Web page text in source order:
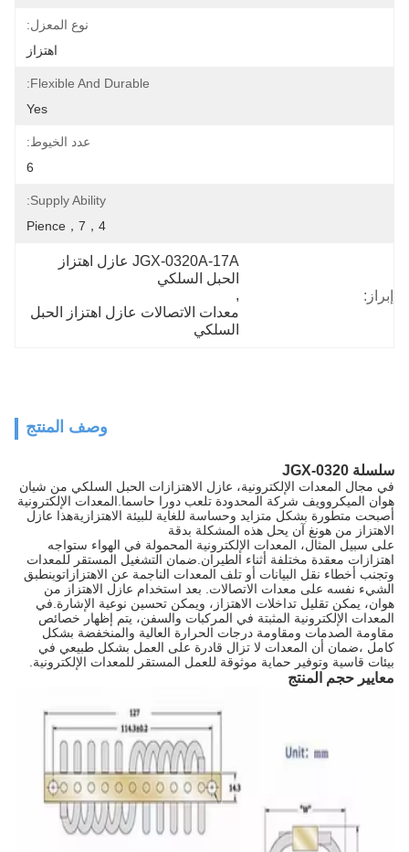
نوع المعزل:
اهتزاز
Flexible And Durable:
Yes
عدد الخيوط:
Supply Ability:
4，pience，7
إبراز:
JGX-0320A-17A عازل اهتزاز
الحبل السلكي
,
معدات الاتصالات عازل اهتزاز الحبل
السلكي
وصف المنتج
سلسلة JGX-0320
في مجال المعدات الإلكترونية، عازل الاهتزازات الحبل السلكي من شيان
هوان الميكروويف شركة المحدودة تلعب دورا حاسما.المعدات الإلكترونية
أصبحت متطورة بشكل متزايد وحساسة للغاية للبيئة الاهتزازيةهذا عازل
الاهتزاز من هونغ آن يحل هذه المشكلة بدقة
على سبيل المثال، المعدات الإلكترونية المحمولة في الهواء ستواجه
اهتزازات معقدة مختلفة أثناء الطيران.ضمان التشغيل المستقر للمعدات
وتجنب أخطاء نقل البيانات أو تلف المعدات الناجمة عن الاهتزازاتوينطبق
الشيء نفسه على معدات الاتصالات. بعد استخدام عازل الاهتزاز من
هوان، يمكن تقليل تداخلات الاهتزاز، ويمكن تحسين نوعية الإشارة.في
المعدات الإلكترونية المثبتة في المركبات والسفن، يتم إظهار خصائص
مقاومة الصدمات ومقاومة درجات الحرارة العالية والمنخفضة بشكل
كامل ،ضمان أن المعدات لا تزال قادرة على العمل بشكل طبيعي في
بيئات قاسية وتوفير حماية موثوقة للعمل المستقر للمعدات الإلكترونية.
معايير حجم المنتج